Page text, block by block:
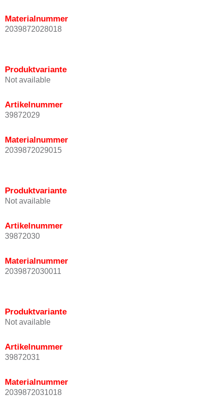
Materialnummer
2039872028018
Produktvariante
Not available
Artikelnummer
39872029
Materialnummer
2039872029015
Produktvariante
Not available
Artikelnummer
39872030
Materialnummer
2039872030011
Produktvariante
Not available
Artikelnummer
39872031
Materialnummer
2039872031018